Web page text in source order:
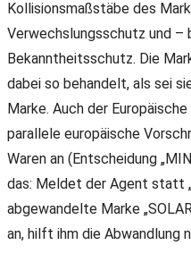
Kollisionsmaßstäbe des
Verwechslungsschutz und –
Bekanntheitsschutz. Die
dabei so behandelt, als sei
Marke. Auch der
parallele europäische
Waren an (Entscheidung
das: Meldet der Agent statt
abgewandelte Marke
an, hilft ihm die Abwandlung